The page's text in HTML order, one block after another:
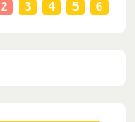
2 3 4 5 6